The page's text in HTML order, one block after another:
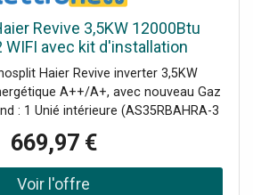
Revive 3,5KW 12000Btu
WIFI avec kit d'installation
Haier Revive inverter 3,5KW
A++/A+, avec nouveau Gaz
: 1 Unié intérieure (AS35RBAHRA-3
incluse (YR-HE2) 1 Kit de
Wi-Fi intégrée pour le contrôle à
Ce modèle remplace les séries
669,97 €